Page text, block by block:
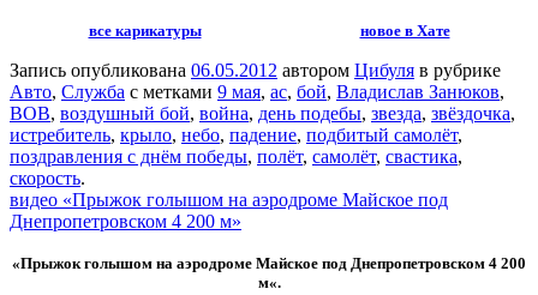
все карикатуры новое в Хате
Запись опубликована 06.05.2012 автором Цибуля в рубрике
Авто, Служба с метками 9 мая, ас, бой, Владислав Занюков,
ВОВ, воздушный бой, война, день подебы, звезда, звёздочка,
истребитель, крыло, небо, падение, подбитый самолёт,
поздравления с днём победы, полёт, самолёт, свастика,
скорость.
видео «Прыжок голышом на аэродроме Майское под
Днепропетровском 4 200 м»
«Прыжок голышом на аэродроме Майское под Днепропетровском 4 200
м«.